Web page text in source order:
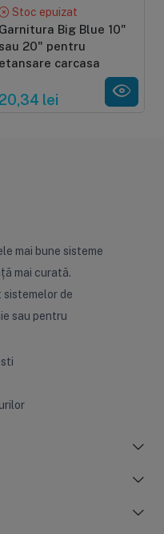
Stoc epuizat
Garnitura Big Blue 10"
sau 20" pentru
etansare carcasa
20,34 lei
mai bune sisteme
mai curată.
sistemelor de
sau pentru